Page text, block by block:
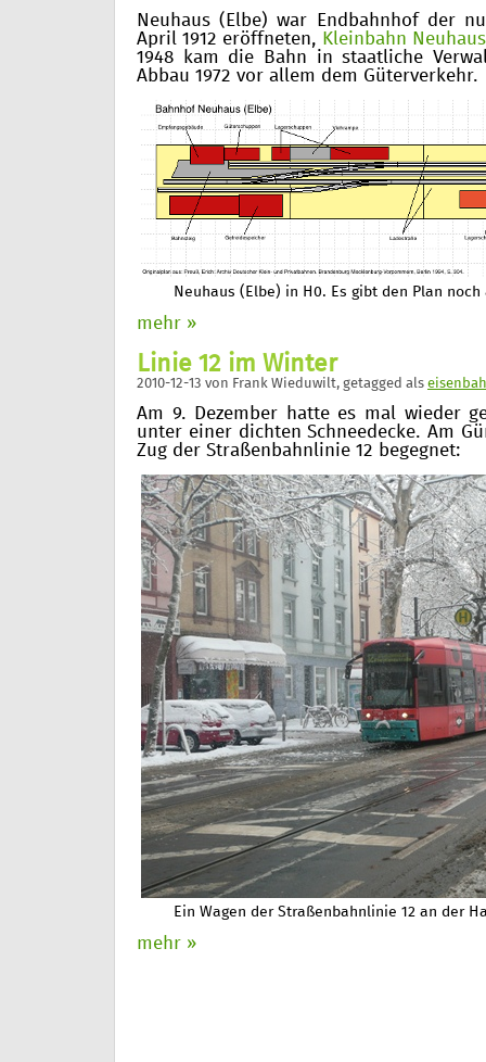
Neuhaus (Elbe) war Endbahnhof der
April 1912 eröffneten, Kleinbahn
1948 kam die Bahn in staatliche
Abbau 1972 vor allem dem Güterverkehr.
Neuhaus (Elbe) in H0. Es gibt den Plan
mehr »
Linie 12 im Winter
2010-12-13 von Frank Wieduwilt, getagged als
Am 9. Dezember hatte es mal wieder
unter einer dichten Schneedecke. Am
Zug der Straßenbahnlinie 12 begegnet:
Ein Wagen der Straßenbahnlinie 12 an der
mehr »